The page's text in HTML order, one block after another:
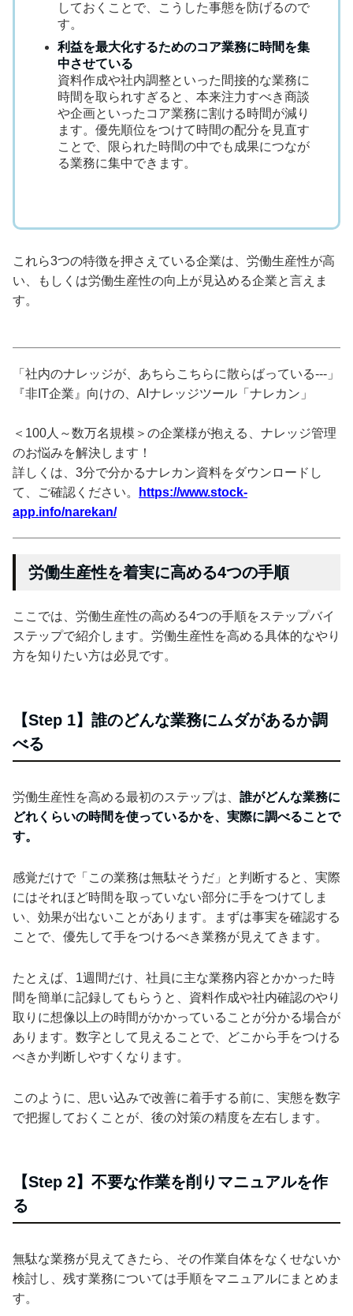
しておくことで、こうした事態を防げるので
す。
利益を最大化するためのコア業務に時間を集
中させている
資料作成や社内調整といった間接的な業務に
時間を取られすぎると、本来注力すべき商談
や企画といったコア業務に割ける時間が減り
ます。優先順位をつけて時間の配分を見直す
ことで、限られた時間の中でも成果につなが
る業務に集中できます。
これら3つの特徴を押さえている企業は、労働生産性が高
い、もしくは労働生産性の向上が見込める企業と言えま
す。
「社内のナレッジが、あちらこちらに散らばっている---」
『非IT企業』向けの、AIナレッジツール「ナレカン」
＜100人～数万名規模＞の企業様が抱える、ナレッジ管理
のお悩みを解決します！
詳しくは、3分で分かるナレカン資料をダウンロードし
て、ご確認ください。
https://www.stock-
app.info/narekan/
労働生産性を着実に高める4つの手順
ここでは、労働生産性の高める4つの手順をステップバイ
ステップで紹介します。労働生産性を高める具体的なやり
方を知りたい方は必見です。
【Step 1】誰のどんな業務にムダがあるか調
べる
労働生産性を高める最初のステップは、 誰がどんな業務に
どれくらいの時間を使っているかを、実際に調べることで
す。
感覚だけで「この業務は無駄そうだ」と判断すると、実際
にはそれほど時間を取っていない部分に手をつけてしま
い、効果が出ないことがあります。まずは事実を確認する
ことで、優先して手をつけるべき業務が見えてきます。
たとえば、1週間だけ、社員に主な業務内容とかかった時
間を簡単に記録してもらうと、資料作成や社内確認のやり
取りに想像以上の時間がかかっていることが分かる場合が
あります。数字として見えることで、どこから手をつける
べきか判断しやすくなります。
このように、思い込みで改善に着手する前に、実態を数字
で把握しておくことが、後の対策の精度を左右します。
【Step 2】不要な作業を削りマニュアルを作
る
無駄な業務が見えてきたら、その作業自体をなくせないか
検討し、残す業務については手順をマニュアルにまとめま
す。